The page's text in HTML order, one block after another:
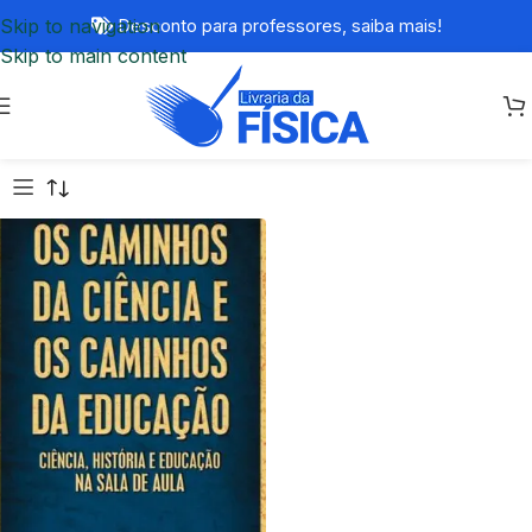
Skip to navigation
Skip to main content
Desconto para professores, saiba mais!